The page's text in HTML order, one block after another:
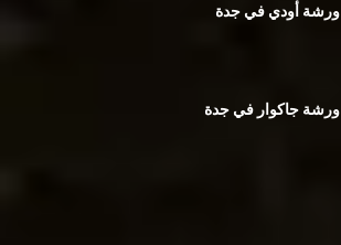
ورشة أودي في جدة
ورشة جاكوار في جدة